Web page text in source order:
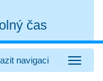
čas
navigaci